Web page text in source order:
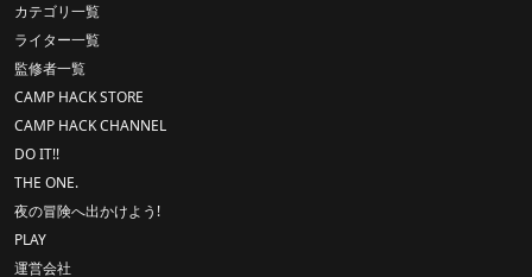
カテゴリ一覧
ライター一覧
監修者一覧
CAMP HACK STORE
CAMP HACK CHANNEL
DO IT!!
THE ONE.
夜の冒険へ出かけよう!
PLAY
運営会社